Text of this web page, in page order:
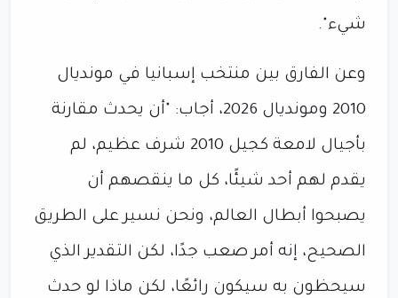
شيء".
وعن الفارق بين منتخب إسبانيا في مونديال
2010 ومونديال 2026، أجاب: "أن يحدث مقارنة
بأجيال لامعة كجيل 2010 شرف عظيم، لم
يقدم لهم أحد شيئًا، كل ما ينقصهم أن
يصبحوا أبطال العالم، ونحن نسير على الطريق
الصحيح، إنه أمر صعب جدًا، لكن التقدير الذي
سيحظون به سيكون رائعًا، لكن ماذا لو حدث